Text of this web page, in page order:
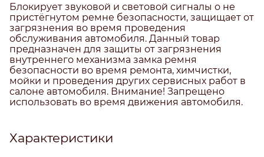
Блокирует звуковой и световой сигналы о не
пристёгнутом ремне безопасности, защищает от
загрязнения во время проведения
обслуживания автомобиля. Данный товар
предназначен для защиты от загрязнения
внутреннего механизма замка ремня
безопасности во время ремонта, химчистки,
мойки и проведения других сервисных работ в
салоне автомобиля. Внимание! Запрещено
использовать во время движения автомобиля.
Характеристики